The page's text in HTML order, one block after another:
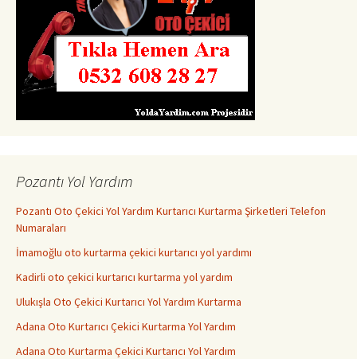
Pozantı Yol Yardım
Pozantı Oto Çekici Yol Yardım Kurtarıcı Kurtarma Şirketleri Telefon
Numaraları
İmamoğlu oto kurtarma çekici kurtarıcı yol yardımı
Kadirli oto çekici kurtarıcı kurtarma yol yardım
Ulukışla Oto Çekici Kurtarıcı Yol Yardım Kurtarma
Adana Oto Kurtarıcı Çekici Kurtarma Yol Yardım
Adana Oto Kurtarma Çekici Kurtarıcı Yol Yardım